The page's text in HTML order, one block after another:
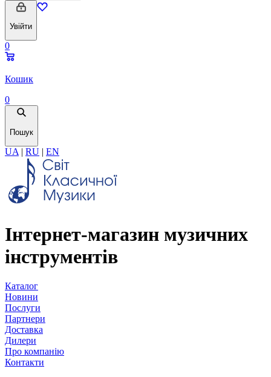
Увійти
0
Кошик
0
Пошук
UA | RU | EN
Інтернет-магазин музичних
інструментів
Каталог
Новини
Послуги
Партнери
Доставка
Дилери
Про компанію
Контакти